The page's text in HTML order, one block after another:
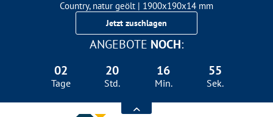
Country, natur geölt | 1900x190x14 mm
Landhausdiele Eiche für nur 29,90 €/m²
Jetzt zuschlagen
ANGEBOTE NOCH:
02
Tage
20
Std.
16
Min.
54
Sek.